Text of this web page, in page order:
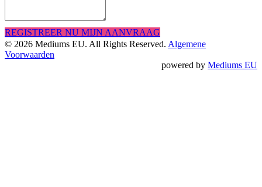
REGISTREER NU MIJN AANVRAAG
© 2026 Mediums EU. All Rights Reserved. Algemene
Voorwaarden
powered by Mediums EU